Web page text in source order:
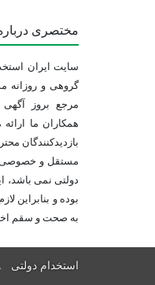
مختصری
گروهی و روزانه
مرجع بروز
همکاران ما
بازدیدکنندگان
مستقل و خصوصی
دولتی نمی باشد،
بوده و بنابراین
به صحت و سقم
استخدام دولتی